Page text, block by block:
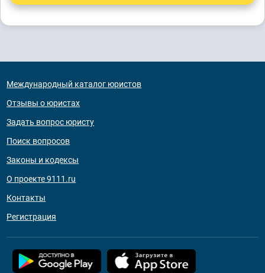
Международный каталог юристов
Отзывы о юристах
Задать вопрос юристу
Поиск вопросов
Законы и кодексы
О проекте 9111.ru
Контакты
Регистрация